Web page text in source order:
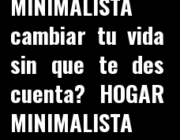
cambiar tu vida
sin que te des
cuenta? HOGAR
MINIMALISTA